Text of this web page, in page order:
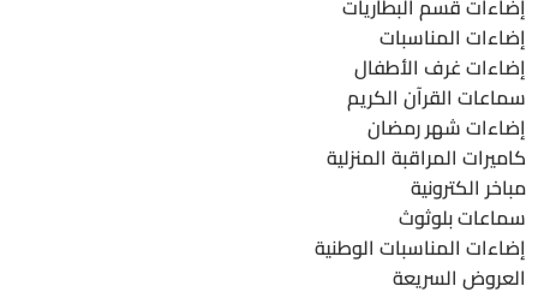
إضاءات قسم البطاريات
إضاءات المناسبات
إضاءات غرف الأطفال
سماعات القرآن الكريم
إضاءات شهر رمضان
كاميرات المراقبة المنزلية
مباخر الكترونية
سماعات بلوثوث
إضاءات المناسبات الوطنية
العروض السريعة